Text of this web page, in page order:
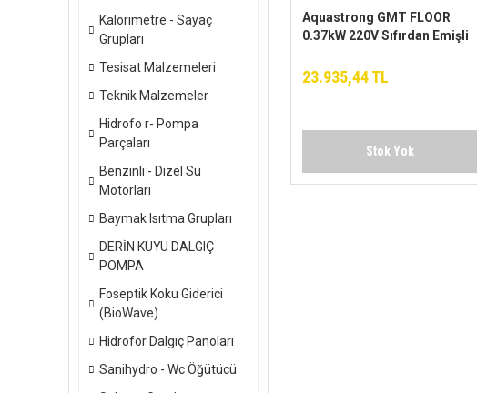
Kalorimetre - Sayaç
Grupları
Tesisat Malzemeleri
Teknik Malzemeler
Hidrofo r- Pompa
Parçaları
Benzinli - Dizel Su
Motorları
Baymak Isıtma Grupları
DERİN KUYU DALGIÇ
POMPA
Foseptik Koku Giderici
(BioWave)
Hidrofor Dalgıç Panoları
Sanihydro - Wc Öğütücü
Aquastrong GMT FLOOR
0.37kW 220V Sıfırdan Emişli
23.935,44 TL
Stok Yok